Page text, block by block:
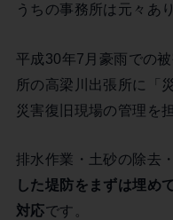
うちの事務所は元々あ
平成30年7月豪雨での
所の高梁川出張所に「
災害復旧現場の管理を
排水作業・土砂の除去
した堤防をまずは埋め
対応です。